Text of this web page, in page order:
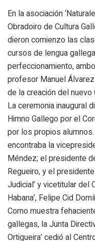
En la asociación
Obradoiro de Cultura
dieron comienzo las
cursos de lengua
perfeccionamiento,
profesor Manuel
de la creación del nuevo
La ceremonia inaugural
Himno Gallego por el
por los propios
encontraba la
Méndez; el presidente
Regueiro, y el
Judicial’ y vicetitular del
Habana’, Felipe Cid
Como muestra
gallegas, la Junta
Ortigueira’ cedió al